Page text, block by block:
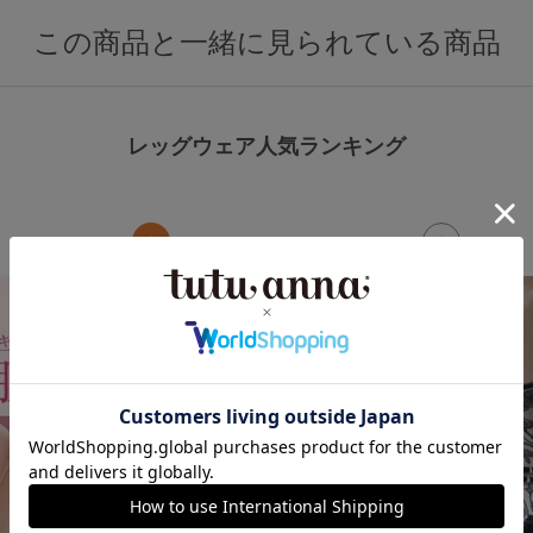
この商品と一緒に見られている商品
レッグウェア人気ランキング
3 4